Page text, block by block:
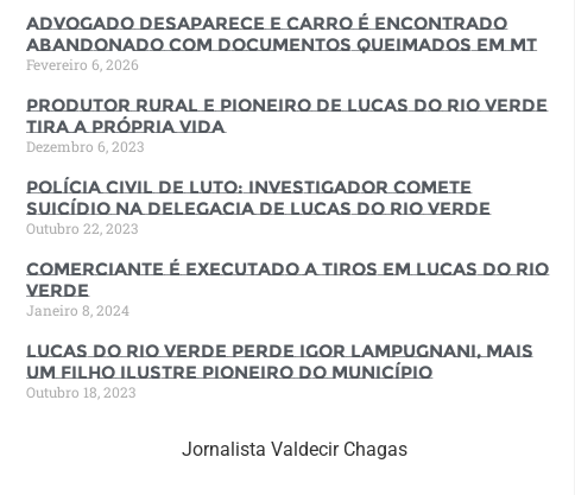
Advogado desaparece e carro é encontrado
abandonado com documentos queimados em MT
Fevereiro 6, 2026
Produtor rural e pioneiro de Lucas do Rio Verde
tira a própria vida
Dezembro 6, 2023
Polícia Civil de luto: Investigador comete
suicídio na Delegacia de Lucas do Rio Verde
Outubro 22, 2023
Comerciante é executado a tiros em Lucas do Rio
Verde
Janeiro 8, 2024
Lucas do Rio Verde perde Igor Lampugnani, mais
um filho ilustre pioneiro do município
Outubro 18, 2023
Jornalista Valdecir Chagas